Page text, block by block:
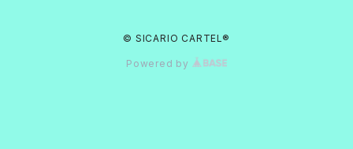
© SICARIO CARTEL®︎
Powered by